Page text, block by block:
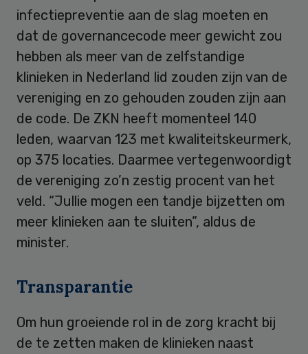
infectiepreventie aan de slag moeten en
dat de governancecode meer gewicht zou
hebben als meer van de zelfstandige
klinieken in Nederland lid zouden zijn van de
vereniging en zo gehouden zouden zijn aan
de code. De ZKN heeft momenteel 140
leden, waarvan 123 met kwaliteitskeurmerk,
op 375 locaties. Daarmee vertegenwoordigt
de vereniging zo’n zestig procent van het
veld. “Jullie mogen een tandje bijzetten om
meer klinieken aan te sluiten”, aldus de
minister.
Transparantie
Om hun groeiende rol in de zorg kracht bij
de te zetten maken de klinieken naast